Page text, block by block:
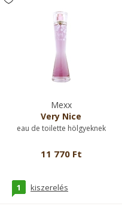
Mexx
Very Nice
eau de toilette hölgyeknek
11 770 Ft
1 kiszerelés